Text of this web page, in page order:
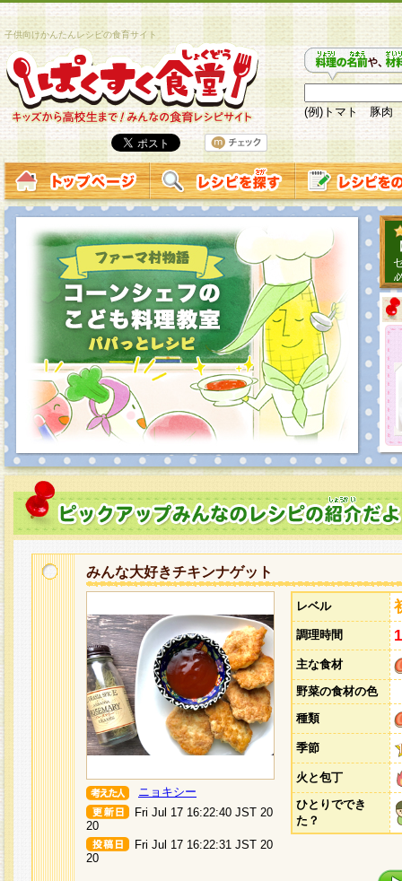
子供向けかんたんレシピの食育サイト
(例)トマト 豚肉
みんな大好きチキンナゲット
ニョキシー
Fri Jul 17 16:22:40 JST 20
20
Fri Jul 17 16:22:31 JST 20
20
レベル
調理時間
主な食材
野菜の食材の色
種類
季節
火と包丁
ひとりででき
た？